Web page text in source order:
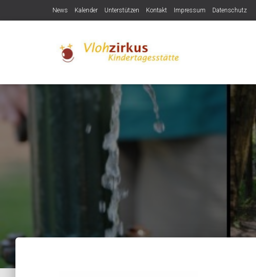
News Kalender Unterstützen Kontakt Impressum Datenschutz